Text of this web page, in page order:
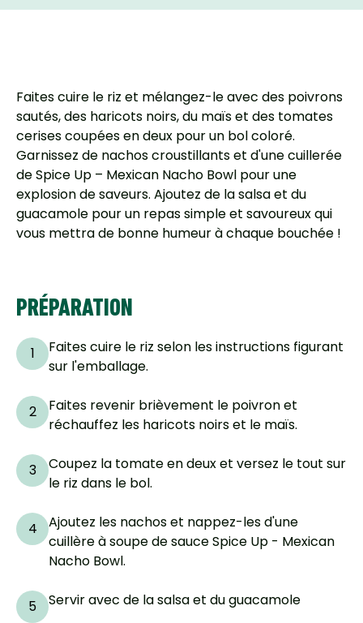
Faites cuire le riz et mélangez-le avec des poivrons
sautés, des haricots noirs, du maïs et des tomates
cerises coupées en deux pour un bol coloré.
Garnissez de nachos croustillants et d'une cuillerée
de Spice Up – Mexican Nacho Bowl pour une
explosion de saveurs. Ajoutez de la salsa et du
guacamole pour un repas simple et savoureux qui
vous mettra de bonne humeur à chaque bouchée !
PRÉPARATION
1
Faites cuire le riz selon les instructions figurant
sur l'emballage.
2
Faites revenir brièvement le poivron et
réchauffez les haricots noirs et le maïs.
3
Coupez la tomate en deux et versez le tout sur
le riz dans le bol.
4
Ajoutez les nachos et nappez-les d'une
cuillère à soupe de sauce Spice Up - Mexican
Nacho Bowl.
5 Servir avec de la salsa et du guacamole